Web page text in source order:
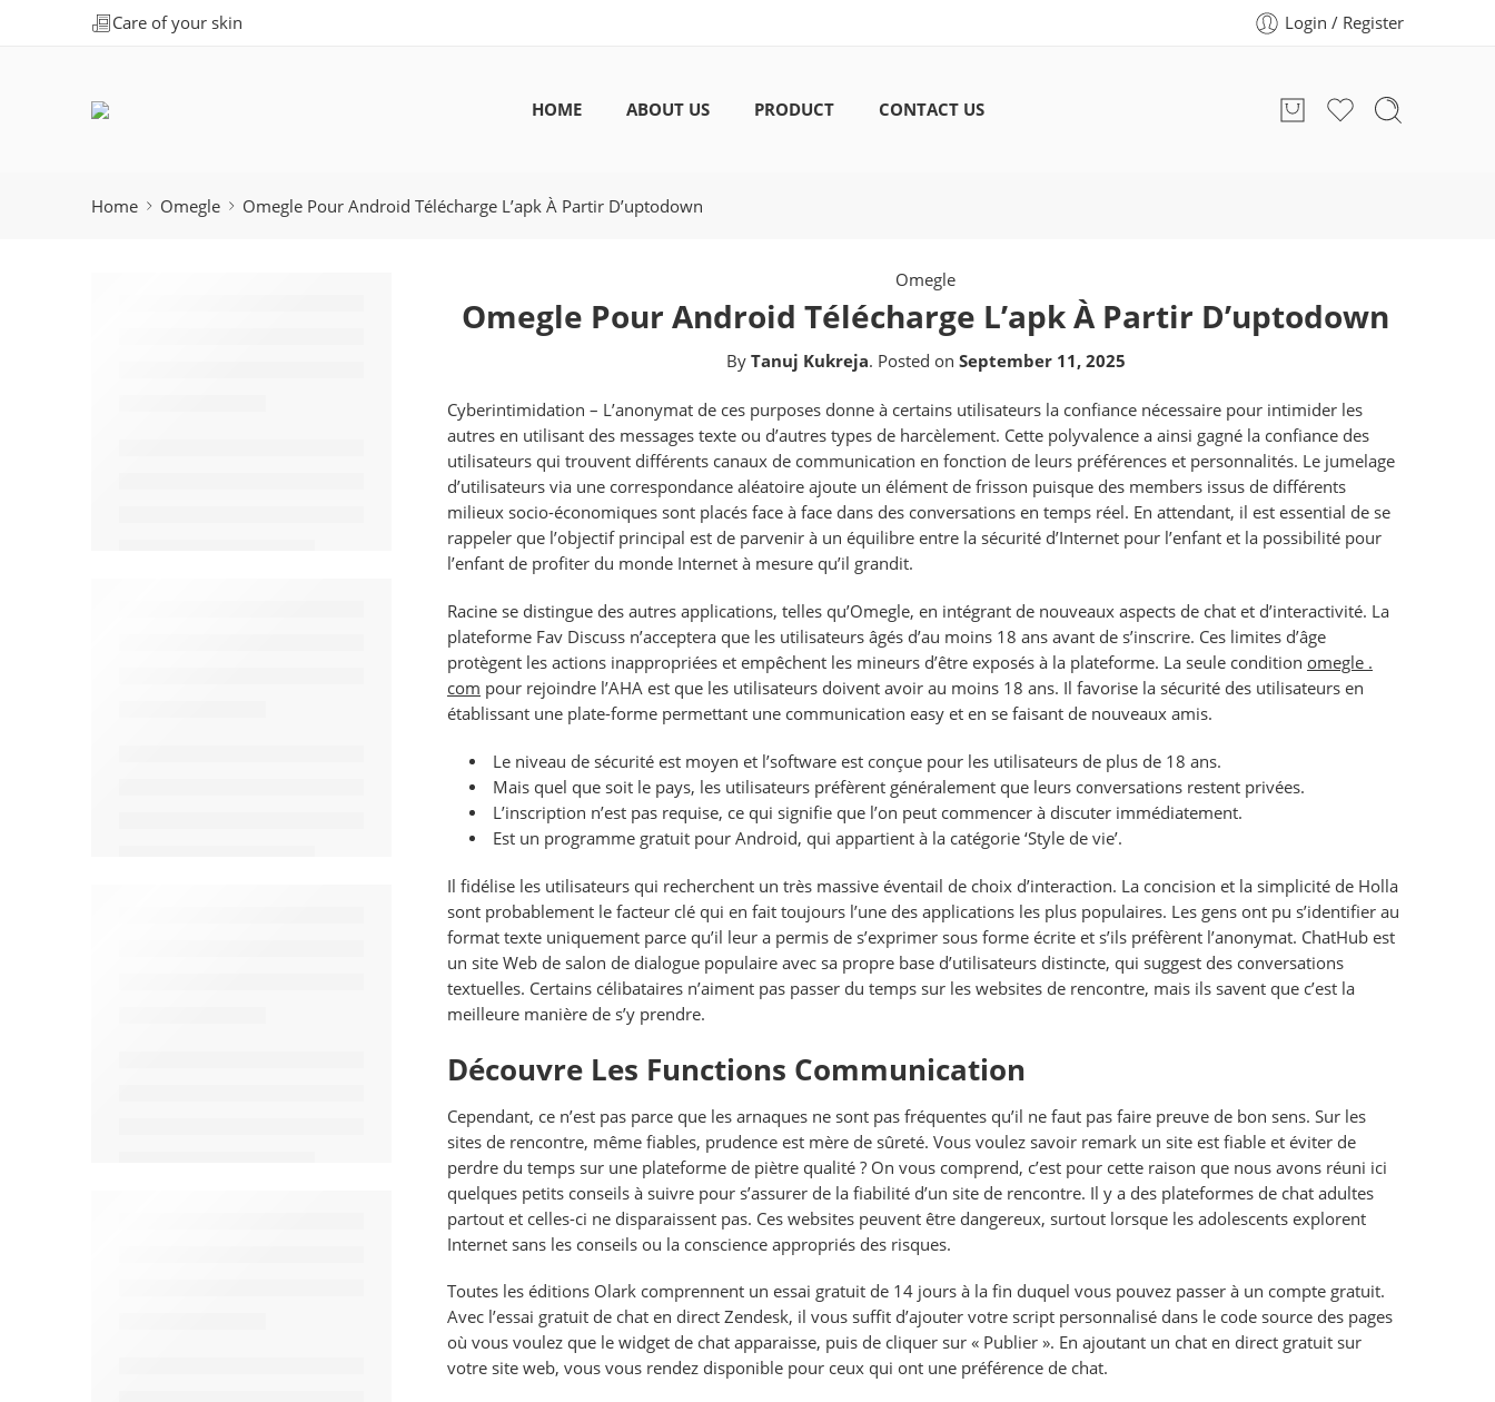
Care of your skin Login / Register
HOME ABOUT US PRODUCT CONTACT US
Home Omegle Omegle Pour Android Télécharge L’apk À Partir D’uptodown
Omegle
Omegle Pour Android Télécharge L’apk À Partir D’uptodown
By Tanuj Kukreja. Posted on September 11, 2025
Cyberintimidation – L’anonymat de ces purposes donne à certains utilisateurs la confiance nécessaire pour intimider les
autres en utilisant des messages texte ou d’autres types de harcèlement. Cette polyvalence a ainsi gagné la confiance des
utilisateurs qui trouvent différents canaux de communication en fonction de leurs préférences et personnalités. Le jumelage
d’utilisateurs via une correspondance aléatoire ajoute un élément de frisson puisque des members issus de différents
milieux socio-économiques sont placés face à face dans des conversations en temps réel. En attendant, il est essential de se
rappeler que l’objectif principal est de parvenir à un équilibre entre la sécurité d’Internet pour l’enfant et la possibilité pour
l’enfant de profiter du monde Internet à mesure qu’il grandit.
Racine se distingue des autres applications, telles qu’Omegle, en intégrant de nouveaux aspects de chat et d’interactivité. La
plateforme Fav Discuss n’acceptera que les utilisateurs âgés d’au moins 18 ans avant de s’inscrire. Ces limites d’âge
protègent les actions inappropriées et empêchent les mineurs d’être exposés à la plateforme. La seule condition omegle .
com pour rejoindre l’AHA est que les utilisateurs doivent avoir au moins 18 ans. Il favorise la sécurité des utilisateurs en
établissant une plate-forme permettant une communication easy et en se faisant de nouveaux amis.
Le niveau de sécurité est moyen et l’software est conçue pour les utilisateurs de plus de 18 ans.
Mais quel que soit le pays, les utilisateurs préfèrent généralement que leurs conversations restent privées.
L’inscription n’est pas requise, ce qui signifie que l’on peut commencer à discuter immédiatement.
Est un programme gratuit pour Android, qui appartient à la catégorie ‘Style de vie’.
Il fidélise les utilisateurs qui recherchent un très massive éventail de choix d’interaction. La concision et la simplicité de Holla
sont probablement le facteur clé qui en fait toujours l’une des applications les plus populaires. Les gens ont pu s’identifier au
format texte uniquement parce qu’il leur a permis de s’exprimer sous forme écrite et s’ils préfèrent l’anonymat. ChatHub est
un site Web de salon de dialogue populaire avec sa propre base d’utilisateurs distincte, qui suggest des conversations
textuelles. Certains célibataires n’aiment pas passer du temps sur les websites de rencontre, mais ils savent que c’est la
meilleure manière de s’y prendre.
Découvre Les Functions Communication
Cependant, ce n’est pas parce que les arnaques ne sont pas fréquentes qu’il ne faut pas faire preuve de bon sens. Sur les
sites de rencontre, même fiables, prudence est mère de sûreté. Vous voulez savoir remark un site est fiable et éviter de
perdre du temps sur une plateforme de piètre qualité ? On vous comprend, c’est pour cette raison que nous avons réuni ici
quelques petits conseils à suivre pour s’assurer de la fiabilité d’un site de rencontre. Il y a des plateformes de chat adultes
partout et celles-ci ne disparaissent pas. Ces websites peuvent être dangereux, surtout lorsque les adolescents explorent
Internet sans les conseils ou la conscience appropriés des risques.
Toutes les éditions Olark comprennent un essai gratuit de 14 jours à la fin duquel vous pouvez passer à un compte gratuit.
Avec l’essai gratuit de chat en direct Zendesk, il vous suffit d’ajouter votre script personnalisé dans le code source des pages
où vous voulez que le widget de chat apparaisse, puis de cliquer sur « Publier ». En ajoutant un chat en direct gratuit sur
votre site web, vous vous rendez disponible pour ceux qui ont une préférence de chat.